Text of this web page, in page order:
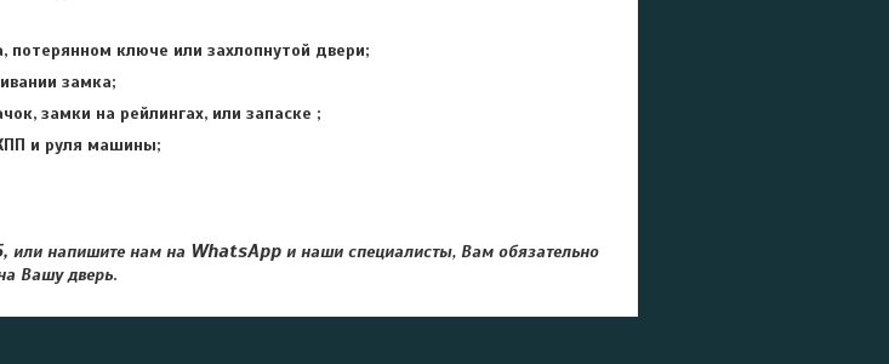
потерянном ключе или захлопнутой двери;
замка;
замки на рейлингах, или запаске ;
и руля машины;
или напишите нам на WhatsApp и наши специалисты, Вам обязательно
Вашу дверь.